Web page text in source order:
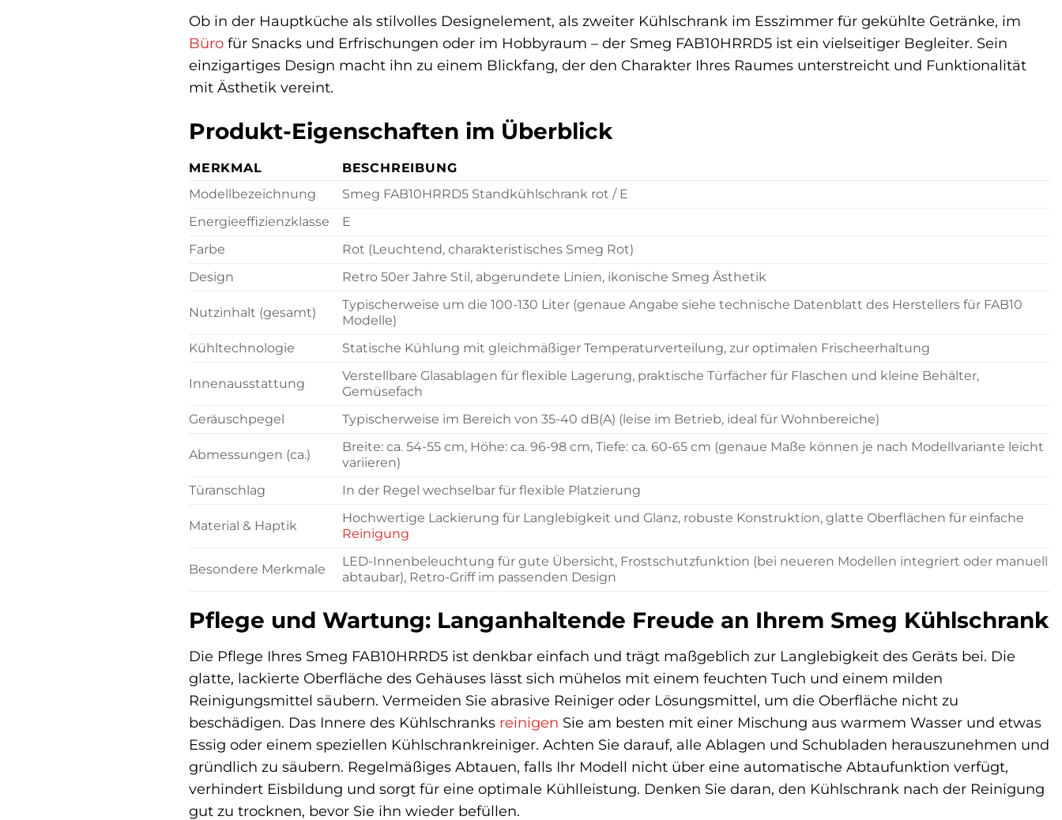
Ob in der Hauptküche als stilvolles Designelement, als zweiter Kühlschrank im Esszimmer für gekühlte Getränke, im
Büro für Snacks und Erfrischungen oder im Hobbyraum – der Smeg FAB10HRRD5 ist ein vielseitiger Begleiter. Sein
einzigartiges Design macht ihn zu einem Blickfang, der den Charakter Ihres Raumes unterstreicht und Funktionalität
mit Ästhetik vereint.
Produkt-Eigenschaften im Überblick
MERKMAL
BESCHREIBUNG
Modellbezeichnung
Smeg FAB10HRRD5 Standkühlschrank rot / E
Energieeffizienzklasse
E
Farbe
Rot (Leuchtend, charakteristisches Smeg Rot)
Design
Retro 50er Jahre Stil, abgerundete Linien, ikonische Smeg Ästhetik
Nutzinhalt (gesamt)
Typischerweise um die 100-130 Liter (genaue Angabe siehe technische Datenblatt des Herstellers für FAB10
Modelle)
Kühltechnologie
Statische Kühlung mit gleichmäßiger Temperaturverteilung, zur optimalen Frischeerhaltung
Innenausstattung
Verstellbare Glasablagen für flexible Lagerung, praktische Türfächer für Flaschen und kleine Behälter,
Gemüsefach
Geräuschpegel
Typischerweise im Bereich von 35-40 dB(A) (leise im Betrieb, ideal für Wohnbereiche)
Abmessungen (ca.)
Breite: ca. 54-55 cm, Höhe: ca. 96-98 cm, Tiefe: ca. 60-65 cm (genaue Maße können je nach Modellvariante leicht
variieren)
Türanschlag
In der Regel wechselbar für flexible Platzierung
Material & Haptik
Hochwertige Lackierung für Langlebigkeit und Glanz, robuste Konstruktion, glatte Oberflächen für einfache
Reinigung
Besondere Merkmale
LED-Innenbeleuchtung für gute Übersicht, Frostschutzfunktion (bei neueren Modellen integriert oder manuell
abtaubar), Retro-Griff im passenden Design
Pflege und Wartung: Langanhaltende Freude an Ihrem Smeg Kühlschrank
Die Pflege Ihres Smeg FAB10HRRD5 ist denkbar einfach und trägt maßgeblich zur Langlebigkeit des Geräts bei. Die
glatte, lackierte Oberfläche des Gehäuses lässt sich mühelos mit einem feuchten Tuch und einem milden
Reinigungsmittel säubern. Vermeiden Sie abrasive Reiniger oder Lösungsmittel, um die Oberfläche nicht zu
beschädigen. Das Innere des Kühlschranks reinigen Sie am besten mit einer Mischung aus warmem Wasser und etwas
Essig oder einem speziellen Kühlschrankreiniger. Achten Sie darauf, alle Ablagen und Schubladen herauszunehmen und
gründlich zu säubern. Regelmäßiges Abtauen, falls Ihr Modell nicht über eine automatische Abtaufunktion verfügt,
verhindert Eisbildung und sorgt für eine optimale Kühlleistung. Denken Sie daran, den Kühlschrank nach der Reinigung
gut zu trocknen, bevor Sie ihn wieder befüllen.